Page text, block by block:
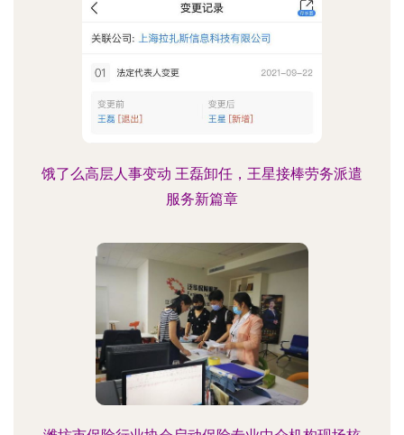
饿了么高层人事变动 王磊卸任，王星接棒劳务派遣
服务新篇章